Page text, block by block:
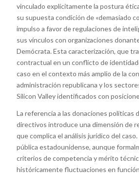
vinculado explícitamente la postura
su supuesta condición de «demasiado
impulso a favor de regulaciones de
sus vínculos con organizaciones
Demócrata. Esta caracterización, que
contractual en un conflicto de
caso en el contexto más amplio de la
administración republicana y los
Silicon Valley identificados con
La referencia a las donaciones políticas
directivos introduce una dimensión de
que complica el análisis jurídico del
pública estadounidense, aunque
criterios de competencia y mérito
históricamente fluctuaciones en